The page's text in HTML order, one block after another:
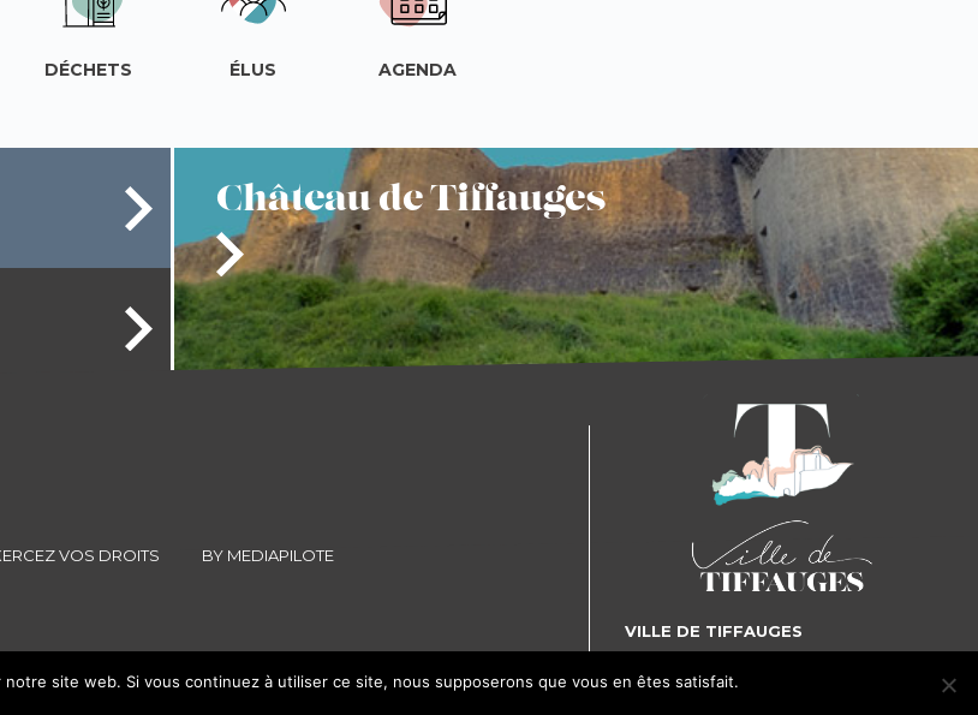
DÉCHETS ÉLUS AGENDA
Châteaude Tiffauges
VOS DROITS BY MEDIAPILOTE
VILLE DE TIFFAUGES
5, place Gilles de Rais - 85130 TIFFAUGES
site web. Si vous continuez à utiliser ce site, nous supposerons que vous en êtes satisfait.